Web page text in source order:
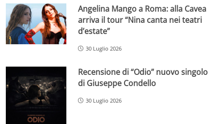
Angelina Mango a Roma: alla Cavea
arriva il tour “Nina canta nei teatri
d’estate”
30 Luglio 2026
Recensione di “Odio” nuovo singolo
di Giuseppe Condello
30 Luglio 2026